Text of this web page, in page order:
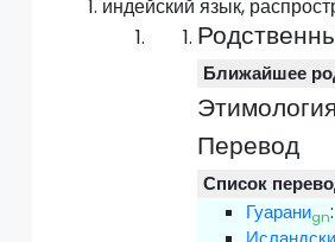
индейский язык,
Ближайшее
Этимология
Перевод
Список
Гуараниgn: